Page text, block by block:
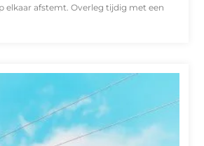
elkaar afstemt. Overleg tijdig met een